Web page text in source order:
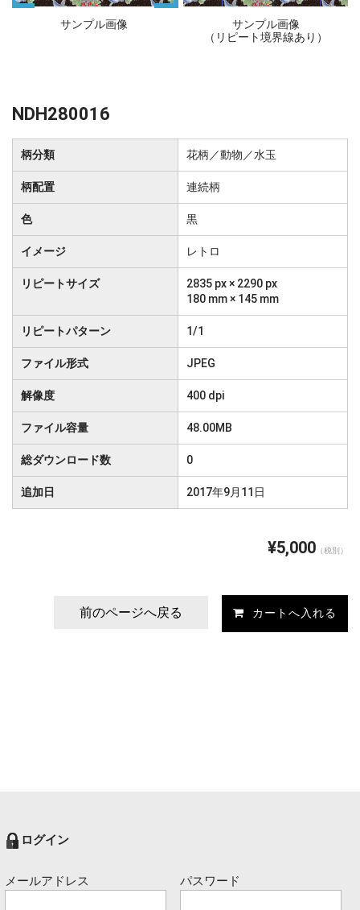
サンプル画像
サンプル画像
（リピート境界線あり）
NDH280016
柄分類 花柄／動物／水玉
柄配置 連続柄
色 黒
イメージ レトロ
リピートサイズ
2835 px × 2290 px
180 mm × 145 mm
リピートパターン 1/1
ファイル形式 JPEG
解像度 400 dpi
ファイル容量 48.00MB
総ダウンロード数 0
追加日 2017年9月11日
¥5,000 （税別）
前のページへ戻る
ログイン
メールアドレス パスワード